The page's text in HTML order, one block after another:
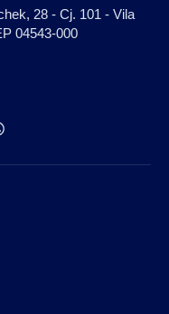
28 - Cj. 101 - Vila
04543-000